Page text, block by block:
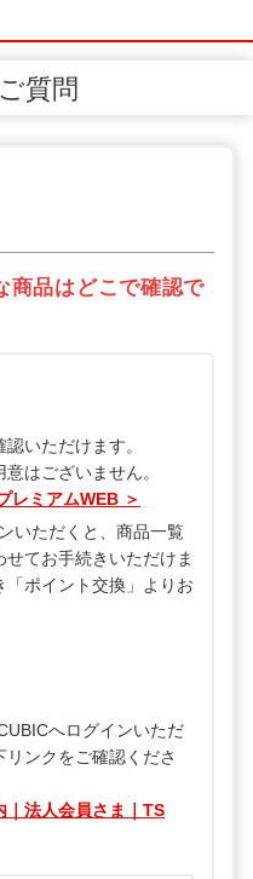
質問
商品はどこで確認で
いただけます。
はございません。
レミアムWEB ＞
いただくと、商品一覧
てお手続きいただけま
ポイント交換」よりお
へログインいただ
ンクをご確認くださ
｜法人会員さま｜TS